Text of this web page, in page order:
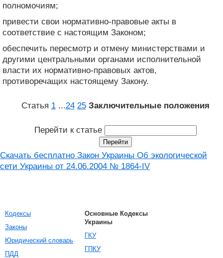
полномочиям;
привести свои нормативно-правовые акты в
соответствие с настоящим Законом;
обеспечить пересмотр и отмену министерствами и
другими центральными органами исполнительной
власти их нормативно-правовых актов,
противоречащих настоящему Закону.
Статья 1 ...24 25 Заключительные положения
Перейти к статье
Скачать бесплатно Закон Украины Об экологической
сети Украины от 24.06.2004 № 1864-IV
Кодексы
Законы
Юридический словарь
ПДД
Основные Кодексы
Украины
ГКУ
ГПКУ